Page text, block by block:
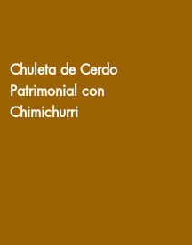
Chuleta de Cerdo
Patrimonial con
Chimichurri